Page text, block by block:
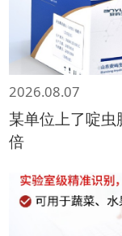
2026.08.07
某单位上了啶
倍